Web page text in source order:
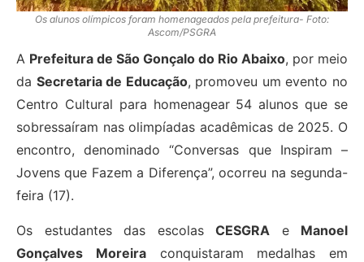
Os alunos olímpicos foram homenageados pela prefeitura- Foto:
Ascom/PSGRA
A Prefeitura de São Gonçalo do Rio Abaixo, por meio
da Secretaria de Educação, promoveu um evento no
Centro Cultural para homenagear 54 alunos que se
sobressaíram nas olimpíadas acadêmicas de 2025. O
encontro, denominado “Conversas que Inspiram –
Jovens que Fazem a Diferença”, ocorreu na segunda-
feira (17).
Os estudantes das escolas CESGRA e Manoel
Gonçalves Moreiraconquistaram medalhas em